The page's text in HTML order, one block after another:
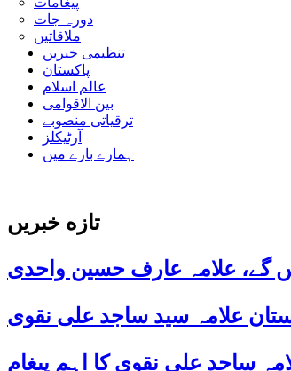
دورہ جات
ملاقاتیں
تنظیمی خبریں
پاکستان
عالم اسلام
بین الاقوامی
ترقیاتی منصوبے
آرٹیکلز
ہمارے بارے میں
تازه خبریں
گے، علامہ عارف حسین واحدی
علامہ سید ساجد علی نقوی